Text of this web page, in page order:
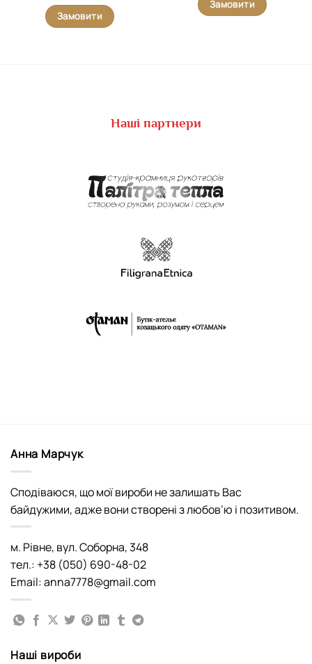
Замовити
Замовити
Наші партнери
Анна Марчук
Сподіваюся, що мої вироби не залишать Вас
байдужими, адже вони створені з любов’ю і позитивом.
м. Рівне, вул. Соборна, 348
тел.: +38 (050) 690-48-02
Email: anna7778@gmail.com
Наші вироби